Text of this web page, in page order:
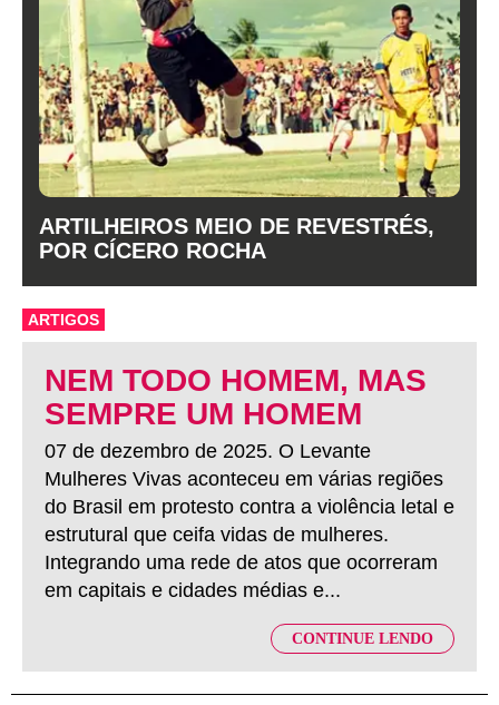
ARTILHEIROS MEIO DE REVESTRÉS,
POR CÍCERO ROCHA
ARTIGOS
NEM TODO HOMEM, MAS
SEMPRE UM HOMEM
07 de dezembro de 2025. O Levante
Mulheres Vivas aconteceu em várias regiões
do Brasil em protesto contra a violência letal e
estrutural que ceifa vidas de mulheres.
Integrando uma rede de atos que ocorreram
em capitais e cidades médias e...
CONTINUE LENDO